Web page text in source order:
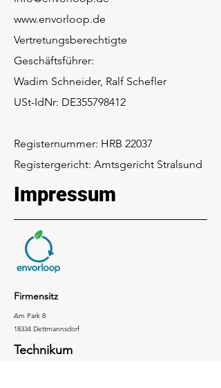
www.envorloop.de
Vertretungsberechtigte
Geschäftsführer:
Wadim Schneider, Ralf Schefler
USt-IdNr: DE355798412
Registernummer: HRB 22037
Registergericht: Amtsgericht Stralsund
Impressum
Firmensitz
Am Park 8
18334 Dettmannsdorf
Technikum